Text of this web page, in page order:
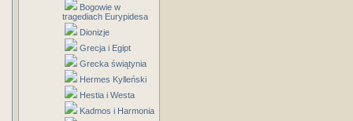
Bogowie w
tragediach Eurypidesa
Dionizje
Grecja i Egipt
Grecka świątynia
Hermes Kylleński
Hestia i Westa
Kadmos i Harmonia